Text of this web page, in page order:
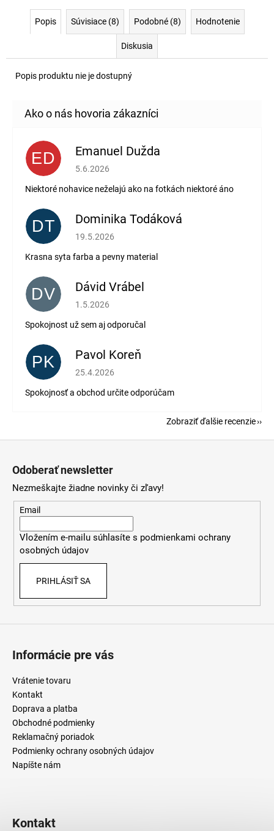
Popis Súvisiace (8) Podobné (8) Hodnotenie
Diskusia
Popis produktu nie je dostupný
ED Emanuel Dužda
Hodnotenie obchodu je 2 z 5 hviezdičiek.
5.6.2026
Niektoré nohavice neželajú ako na fotkách niektoré áno
DT Dominika Todáková
Hodnotenie obchodu je 5 z 5 hviezdičiek.
19.5.2026
Krasna syta farba a pevny material
DV Dávid Vrábel
Hodnotenie obchodu je 5 z 5 hviezdičiek.
1.5.2026
Spokojnost už sem aj odporučal
PK Pavol Koreň
Hodnotenie obchodu je 5 z 5 hviezdičiek.
25.4.2026
Spokojnosť a obchod určite odporúčam
Zobraziť ďalšie recenzie
Odoberať newsletter
Nezmeškajte žiadne novinky či zľavy!
Email
Vložením e-mailu súhlasíte s podmienkami ochrany
osobných údajov
PRIHLÁSIŤ SA
Informácie pre vás
Vrátenie tovaru
Kontakt
Doprava a platba
Obchodné podmienky
Reklamačný poriadok
Podmienky ochrany osobných údajov
Napíšte nám
Kontakt